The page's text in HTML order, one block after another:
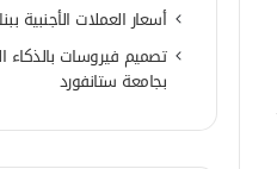
أسعار العملات الأجنبية
تصميم فيروسات بالذكاء
بجامعة ستانفورد